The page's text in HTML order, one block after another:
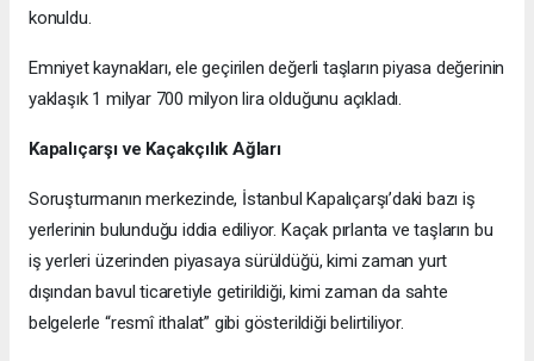
konuldu.
Emniyet kaynakları, ele geçirilen değerli taşların piyasa değerinin
yaklaşık 1 milyar 700 milyon lira olduğunu açıkladı.
Kapalıçarşı ve Kaçakçılık Ağları
Soruşturmanın merkezinde, İstanbul Kapalıçarşı’daki bazı iş
yerlerinin bulunduğu iddia ediliyor. Kaçak pırlanta ve taşların bu
iş yerleri üzerinden piyasaya sürüldüğü, kimi zaman yurt
dışından bavul ticaretiyle getirildiği, kimi zaman da sahte
belgelerle “resmî ithalat” gibi gösterildiği belirtiliyor.